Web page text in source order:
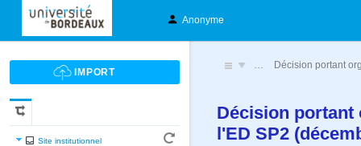
Anonyme
Site institutionnel
… Décision portant
Décision portant
l'ED SP2